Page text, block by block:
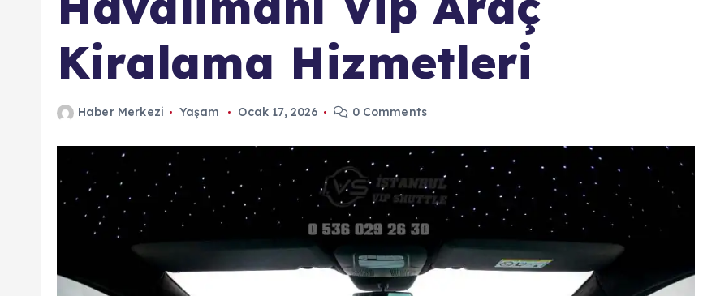
Kiralama Hizmetleri
Haber Merkezi Yaşam Ocak 17, 2026 0 Comments